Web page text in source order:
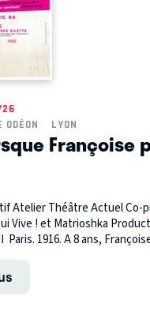
ODÉON
LYON
Françoise
Atelier Théâtre Actuel Co-
Vive ! et Matrioshka
Paris. 1916. A 8 ans,